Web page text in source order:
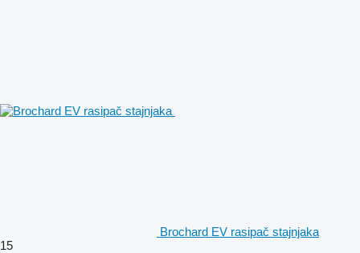
Brochard EV rasipač stajnjaka
15